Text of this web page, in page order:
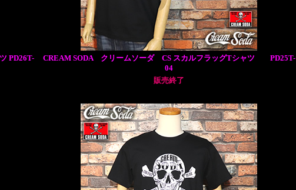
PD26T-
CREAM SODA クリームソーダ CS スカルフラッグTシャツ PD25T-
04
販売終了